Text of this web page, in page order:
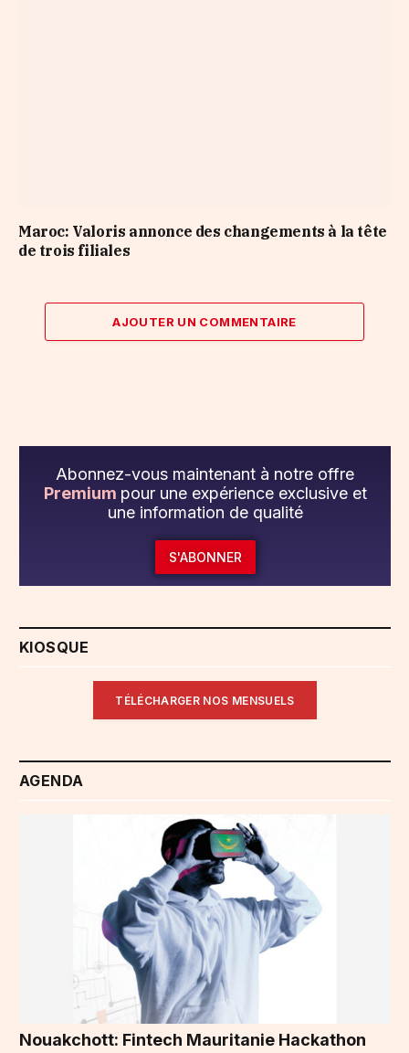
Maroc: Valoris annonce des changements à la tête
de trois filiales
AJOUTER UN COMMENTAIRE
Abonnez-vous maintenant à notre offre
Premium pour une expérience exclusive et
une information de qualité
S'ABONNER
KIOSQUE
TÉLÉCHARGER NOS MENSUELS
AGENDA
Nouakchott: Fintech Mauritanie Hackathon